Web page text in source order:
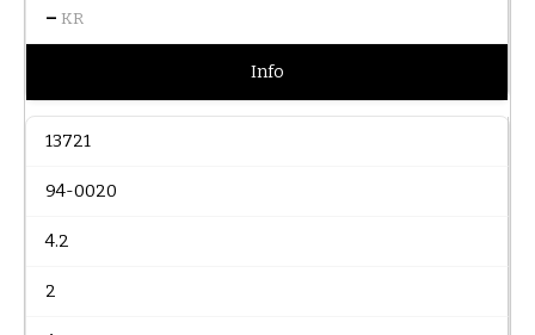
– KR
Info
13721
94-0020
4.2
2